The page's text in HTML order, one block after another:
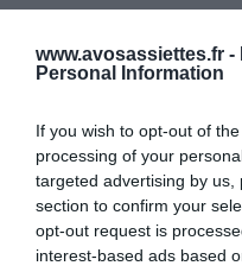
www.avosassiettes.fr -
Personal Information
If you wish to opt-out of
processing of your
targeted advertising by
section to confirm your
opt-out request is
interest-based ads based